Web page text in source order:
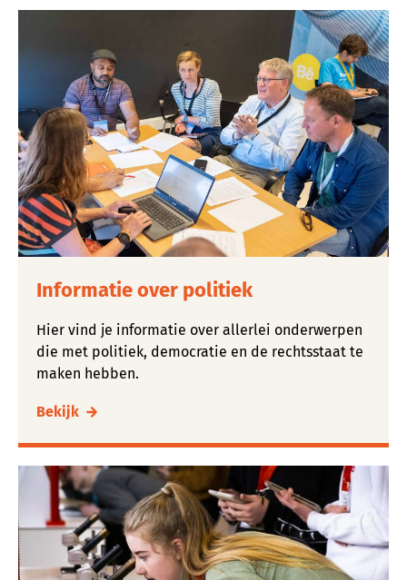
Informatie over politiek
Hier vind je informatie over allerlei onderwerpen
die met politiek, democratie en de rechtsstaat te
maken hebben.
Bekijk